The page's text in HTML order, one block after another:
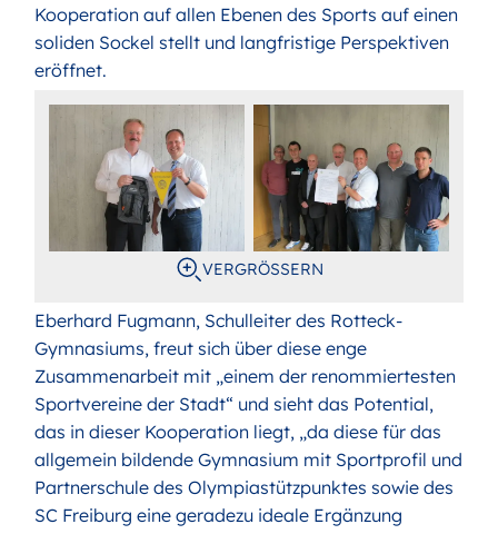
Kooperation auf allen Ebenen des Sports auf einen
soliden Sockel stellt und langfristige Perspektiven
eröffnet.
VERGRÖSSERN
Eberhard Fugmann, Schulleiter des Rotteck-
Gymnasiums, freut sich über diese enge
Zusammenarbeit mit „einem der renommiertesten
Sportvereine der Stadt“ und sieht das Potential,
das in dieser Kooperation liegt, „da diese für das
allgemein bildende Gymnasium mit Sportprofil und
Partnerschule des Olympiastützpunktes sowie des
SC Freiburg eine geradezu ideale Ergänzung